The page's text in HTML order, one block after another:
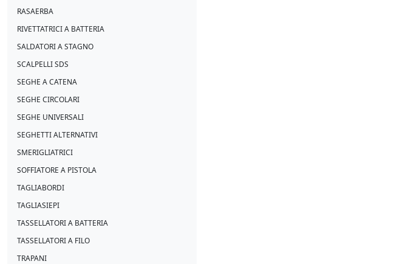
RASAERBA
RIVETTATRICI A BATTERIA
SALDATORI A STAGNO
SCALPELLI SDS
SEGHE A CATENA
SEGHE CIRCOLARI
SEGHE UNIVERSALI
SEGHETTI ALTERNATIVI
SMERIGLIATRICI
SOFFIATORE A PISTOLA
TAGLIABORDI
TAGLIASIEPI
TASSELLATORI A BATTERIA
TASSELLATORI A FILO
TRAPANI